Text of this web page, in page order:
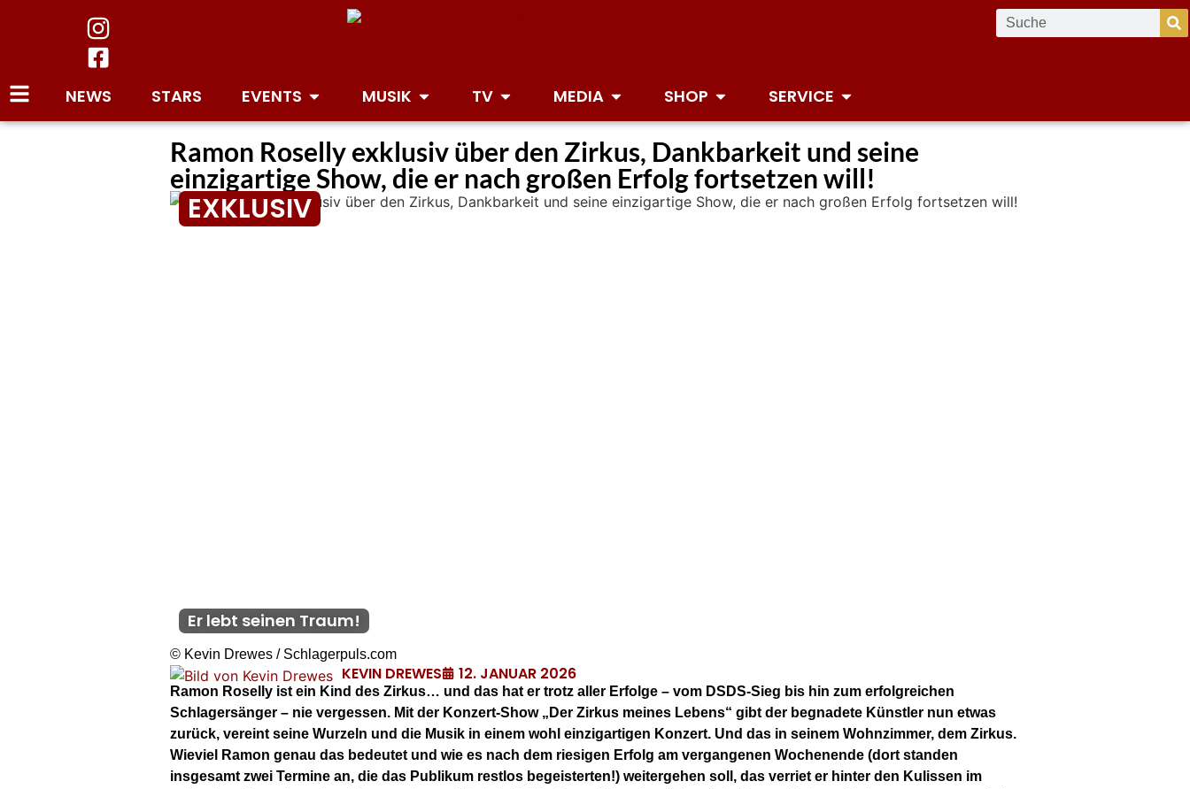
NEWS STARS EVENTS MUSIK TV MEDIA SHOP SERVICE
Ramon Roselly exklusiv über den Zirkus, Dankbarkeit und seine
einzigartige Show, die er nach großen Erfolg fortsetzen will!
EXKLUSIV
Er lebt seinen Traum!
© Kevin Drewes / Schlagerpuls.com
KEVIN DREWES 12. JANUAR 2026
Ramon Roselly ist ein Kind des Zirkus… und das hat er trotz aller Erfolge – vom DSDS-Sieg bis hin zum erfolgreichen
Schlagersänger – nie vergessen. Mit der Konzert-Show „Der Zirkus meines Lebens“ gibt der begnadete Künstler nun etwas
zurück, vereint seine Wurzeln und die Musik in einem wohl einzigartigen Konzert. Und das in seinem Wohnzimmer, dem Zirkus.
Wieviel Ramon genau das bedeutet und wie es nach dem riesigen Erfolg am vergangenen Wochenende (dort standen
insgesamt zwei Termine an, die das Publikum restlos begeisterten!) weitergehen soll, das verriet er hinter den Kulissen im